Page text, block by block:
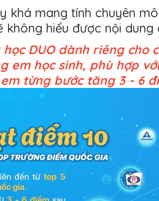
khá mang tính chuyên
không hiểu được nội
DUO dành riêng cho
em học sinh, phù hợp
từng bước tăng 3 - 6